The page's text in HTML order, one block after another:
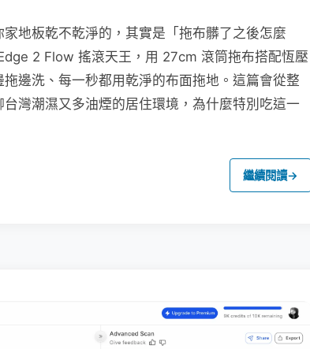
地板乾不乾淨的，其實是「拖布髒了之後怎麼
2 Flow 搖滾天王，用 27cm 滾筒拖布搭配恆壓
邊洗、每一秒都用乾淨的布面拖地。這篇會從整
灣潮濕又多油煙的居住環境，為什麼特別吃這一
繼續閱讀→